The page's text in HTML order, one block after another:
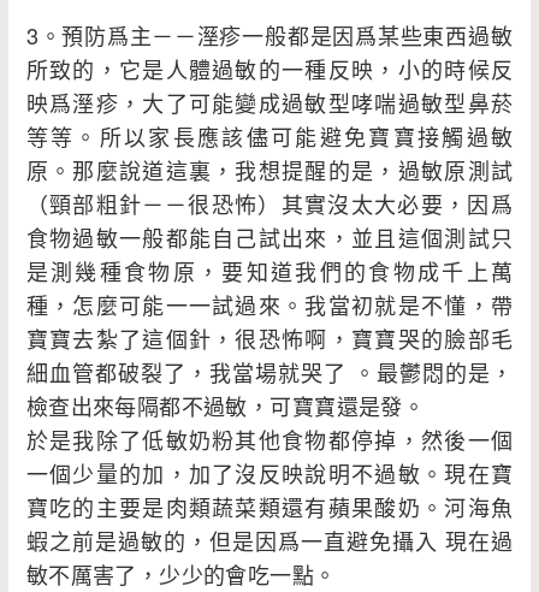
3。預防爲主－－溼疹一般都是因爲某些東西過敏
所致的，它是人體過敏的一種反映，小的時候反
映爲溼疹，大了可能變成過敏型哮喘過敏型鼻菸
等等。所以家長應該儘可能避免寶寶接觸過敏
原。那麼說道這裏，我想提醒的是，過敏原測試
（頸部粗針－－很恐怖）其實沒太大必要，因爲
食物過敏一般都能自己試出來，並且這個測試只
是測幾種食物原，要知道我們的食物成千上萬
種，怎麼可能一一試過來。我當初就是不懂，帶
寶寶去紮了這個針，很恐怖啊，寶寶哭的臉部毛
細血管都破裂了，我當場就哭了 。最鬱悶的是，
檢查出來每隔都不過敏，可寶寶還是發。
於是我除了低敏奶粉其他食物都停掉，然後一個
一個少量的加，加了沒反映說明不過敏。現在寶
寶吃的主要是肉類蔬菜類還有蘋果酸奶。河海魚
蝦之前是過敏的，但是因爲一直避免攝入 現在過
敏不厲害了，少少的會吃一點。